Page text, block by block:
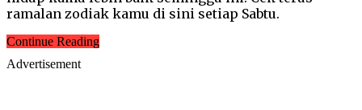
ramalan zodiak kamu di sini setiap Sabtu.
Continue Reading
Advertisement